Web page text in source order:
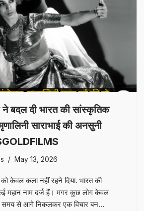
बदल दी भारत की सांस्कृतिक
साराभाई की अनसुनी
May 13, 2026
केवल कला नहीं रहने दिया. भारत की
महान नाम दर्ज हैं। मगर कुछ लोग केवल
समय से आगे निकलकर एक विचार बन…